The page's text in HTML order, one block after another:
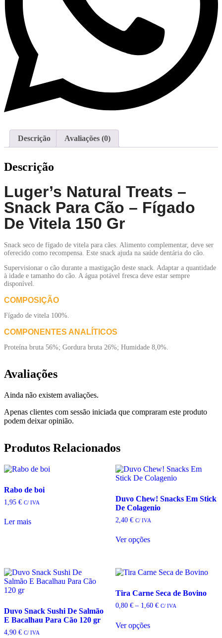
Descrição Avaliações (0)
Descrição
Luger’s Natural Treats –
Snack Para Cão – Fígado
De Vitela 150 Gr
Snack seco de fígado de vitela para cães. Alimento complementar, deve ser
oferecido como recompensa. Este snack ajuda na saúde dentária do cão.
Supervisionar o cão durante a mastigação deste snack. Adaptar a quantidade
à idade e tamanho do cão. A água potável fresca deve estar sempre
disponível.
COMPOSIÇÃO
Fígado de vitela 100%.
COMPONENTES ANALÍTICOS
Proteína bruta 56%; Gordura bruta 26%; Humidade 8,0%.
Avaliações
Ainda não existem avaliações.
Apenas clientes com sessão iniciada que compraram este produto
podem deixar opinião.
Produtos Relacionados
Rabo de boi
1,95 € C/ IVA
Ler mais
Duvo Chew! Snacks Em Stick
De Colagenio
2,40 € C/ IVA
Ver opções
multiple
The
options
may
chosen
Duvo Snack Sushi De Salmão
E Bacalhau Para Cão 120 gr
4,90 € C/ IVA
Tira Carne Seca de Bovino
0,80 € – 1,60 €Price
C/ IVA
Ver opções